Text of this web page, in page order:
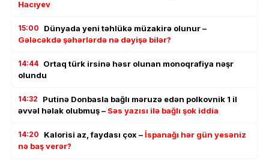
Hacıyev
15:00
Dünyada yeni təhlükə müzakirə olunur –
Gələcəkdə şəhərlərdə nə dəyişə bilər?
14:44 Ortaq türk irsinə həsr olunan monoqrafiya nəşr
olundu
14:32
Putinə Donbasla bağlı məruzə edən polkovnik 1 il
əvvəl həlak olubmuş – Səs yazısı ilə bağlı şok iddia
14:20 Kalorisi az, faydası çox –İspanağı hər gün yesəniz
nə baş verər?